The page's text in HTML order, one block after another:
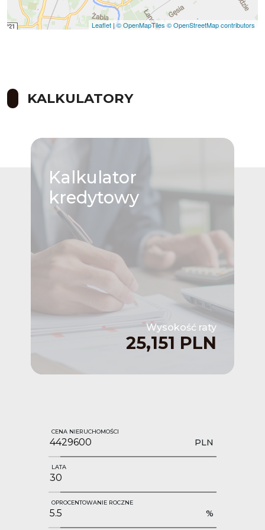
Leaflet |© OpenMapTiles © OpenStreetMap contributors
KALKULATORY
Kalkulator
kredytowy
Wysokość raty
25,151 PLN
CENA NIERUCHOMOŚCI
PLN
LATA
OPROCENTOWANIE ROCZNE
%